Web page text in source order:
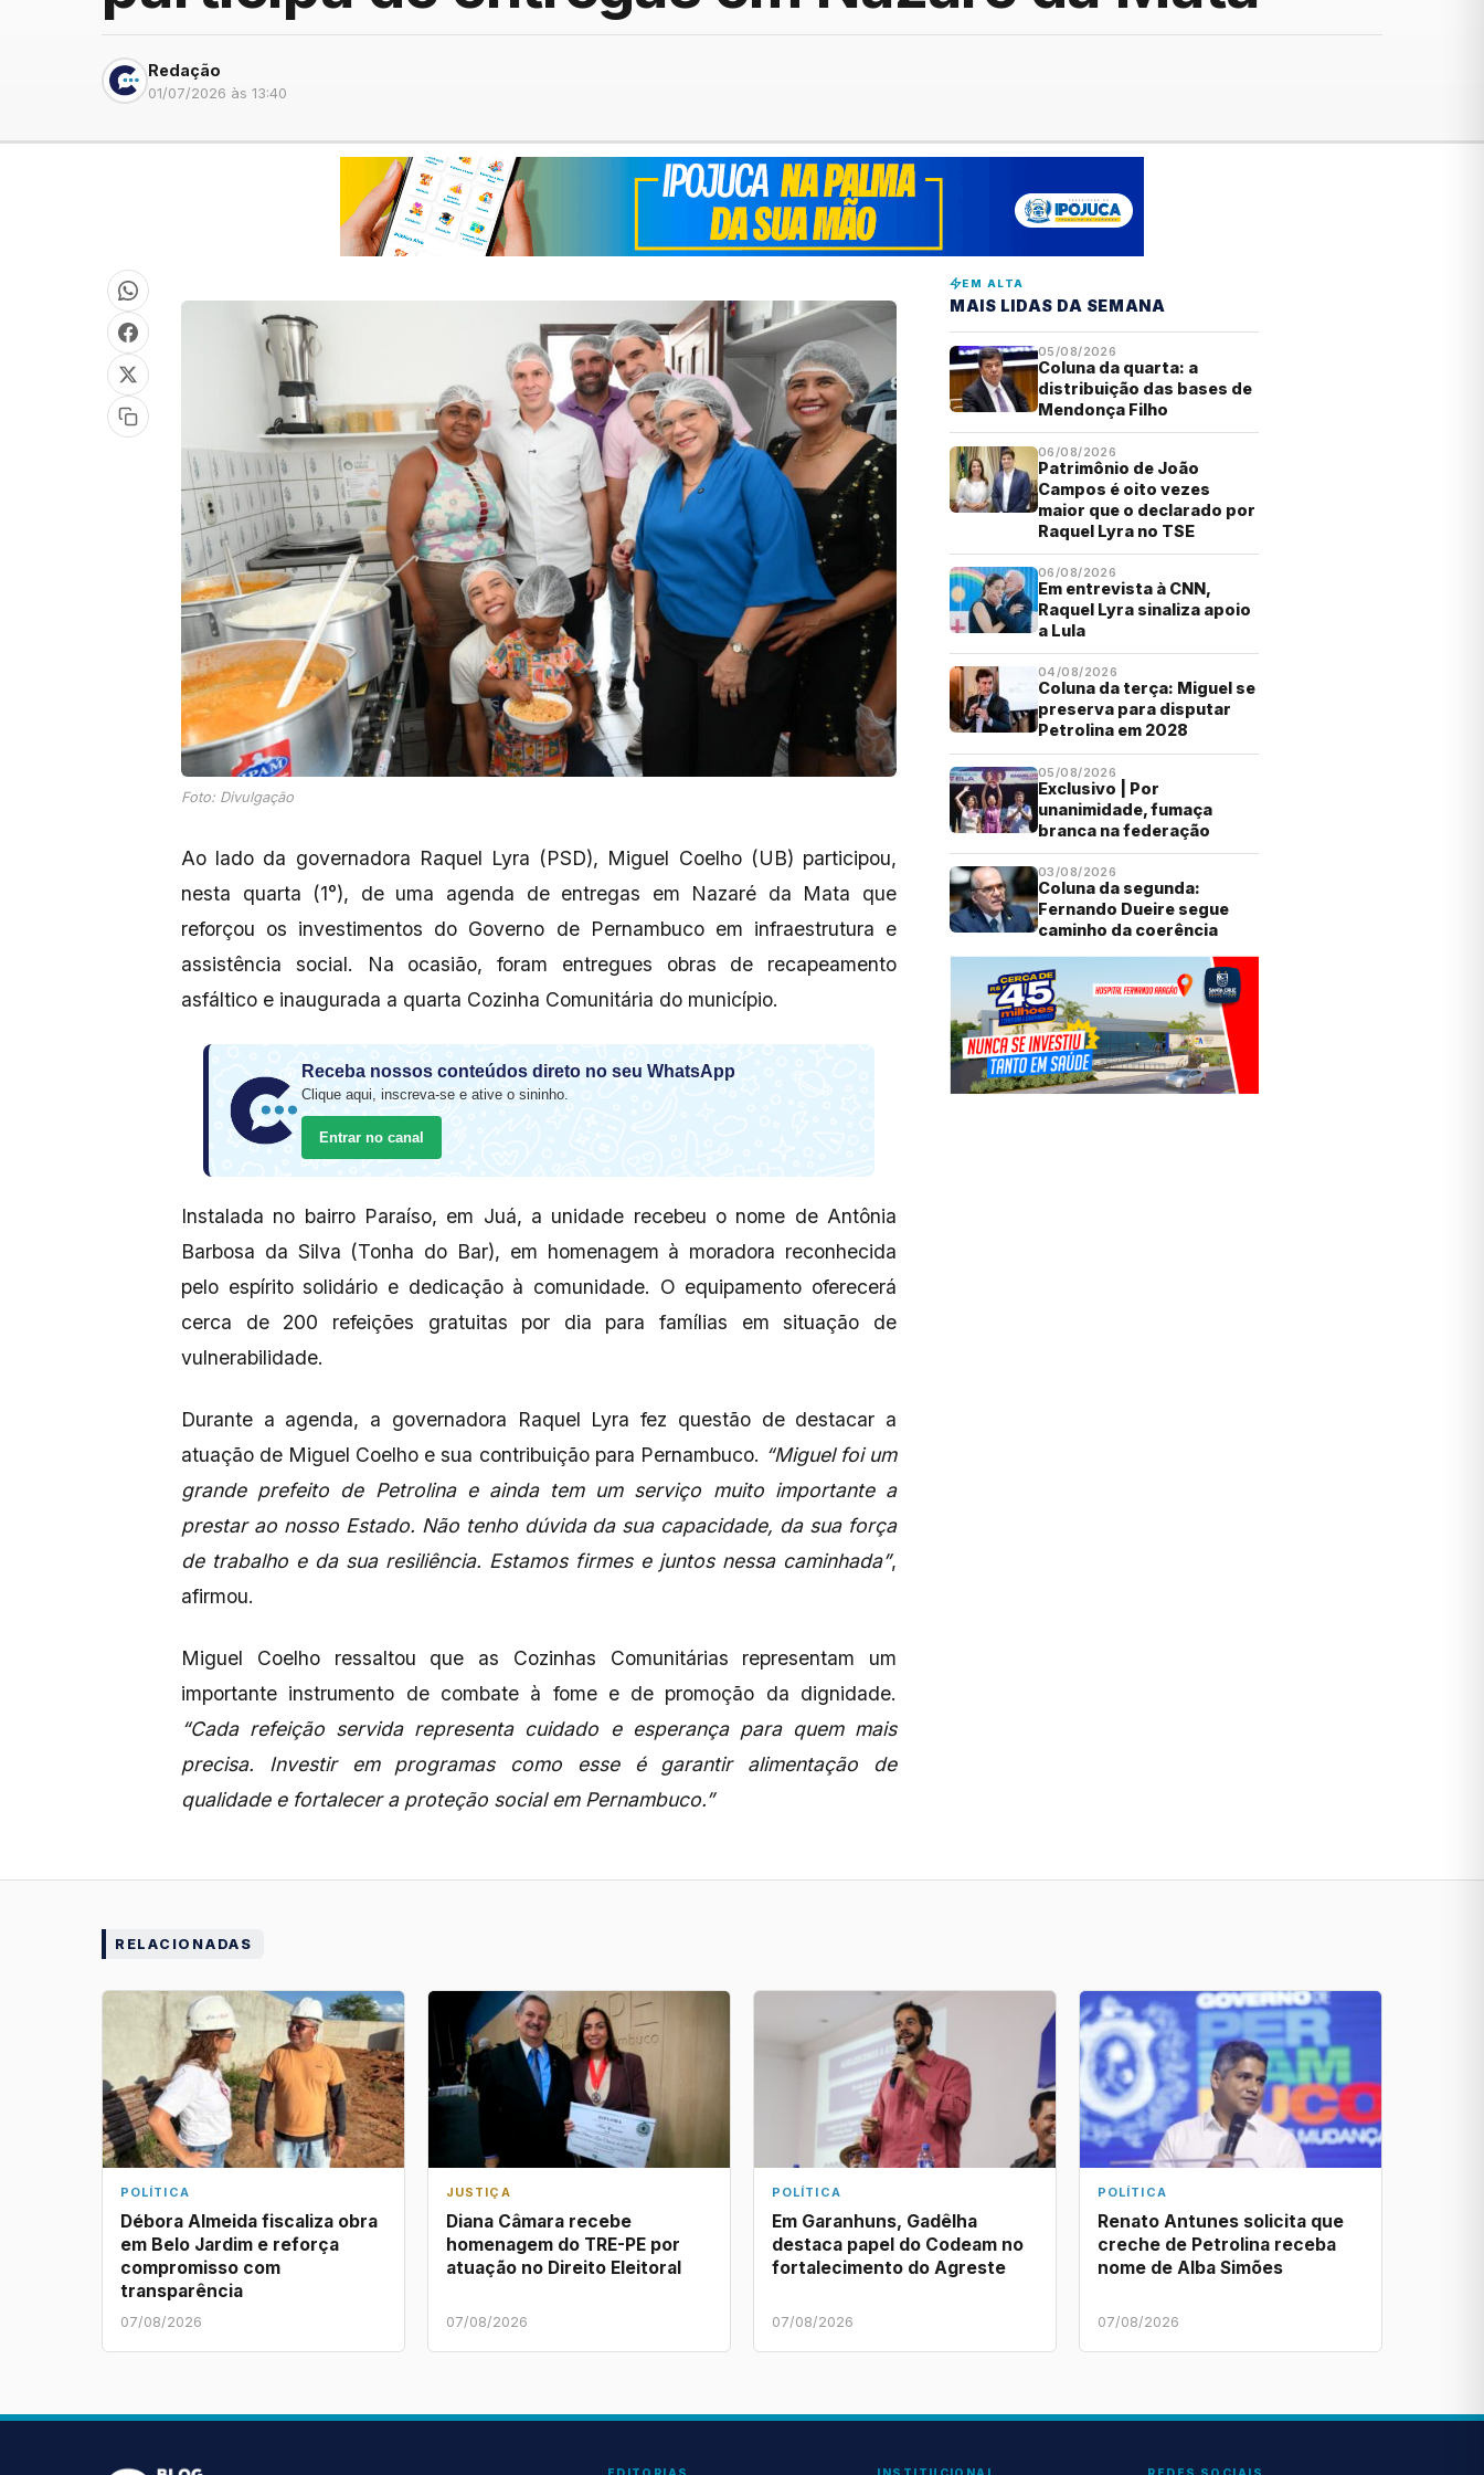
Redação
01/07/2026 às 13:40
Foto: Divulgação
Ao lado da governadora Raquel Lyra (PSD), Miguel Coelho (UB) participou,
nesta quarta (1°), de uma agenda de entregas em Nazaré da Mata que
reforçou os investimentos do Governo de Pernambuco em infraestrutura e
assistência social. Na ocasião, foram entregues obras de recapeamento
asfáltico e inaugurada a quarta Cozinha Comunitária do município.
Receba nossos conteúdos direto no seu WhatsApp
Clique aqui, inscreva-se e ative o sininho.
Entrar no canal
Instalada no bairro Paraíso, em Juá, a unidade recebeu o nome de Antônia
Barbosa da Silva (Tonha do Bar), em homenagem à moradora reconhecida
pelo espírito solidário e dedicação à comunidade. O equipamento oferecerá
cerca de 200 refeições gratuitas por dia para famílias em situação de
vulnerabilidade.
Durante a agenda, a governadora Raquel Lyra fez questão de destacar a
atuação de Miguel Coelho e sua contribuição para Pernambuco. “Miguel foi um
grande prefeito de Petrolina e ainda tem um serviço muito importante a
prestar ao nosso Estado. Não tenho dúvida da sua capacidade, da sua força
de trabalho e da sua resiliência. Estamos firmes e juntos nessa caminhada”,
afirmou.
Miguel Coelho ressaltou que as Cozinhas Comunitárias representam um
importante instrumento de combate à fome e de promoção da dignidade.
“Cada refeição servida representa cuidado e esperança para quem mais
precisa. Investir em programas como esse é garantir alimentação de
qualidade e fortalecer a proteção social em Pernambuco.”
EM ALTA
MAIS LIDAS DA SEMANA
05/08/2026
Coluna da quarta: a
distribuição das bases de
Mendonça Filho
06/08/2026
Patrimônio de João
Campos é oito vezes
maior que o declarado por
Raquel Lyra no TSE
06/08/2026
Em entrevista à CNN,
Raquel Lyra sinaliza apoio
a Lula
04/08/2026
Coluna da terça: Miguel se
preserva para disputar
Petrolina em 2028
05/08/2026
Exclusivo | Por
unanimidade, fumaça
branca na federação
03/08/2026
Coluna da segunda:
Fernando Dueire segue
caminho da coerência
RELACIONADAS
POLÍTICA
Débora Almeida fiscaliza obra
em Belo Jardim e reforça
compromisso com
transparência
07/08/2026
JUSTIÇA
Diana Câmara recebe
homenagem do TRE-PE por
atuação no Direito Eleitoral
07/08/2026
POLÍTICA
Em Garanhuns, Gadêlha
destaca papel do Codeam no
fortalecimento do Agreste
07/08/2026
POLÍTICA
Renato Antunes solicita que
creche de Petrolina receba
nome de Alba Simões
07/08/2026